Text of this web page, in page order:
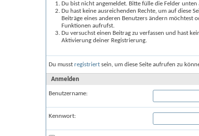
Du bist nicht angemeldet. Bitte fülle die Felder
Du hast keine ausreichenden Rechte, um auf diese
Beiträge eines anderen Benutzers ändern möchtest
Funktionen aufrufst.
Du versuchst einen Beitrag zu verfassen und hast
Aktivierung deiner Registrierung.
Du musst registriert sein, um diese Seite aufrufen zu
Anmelden
Benutzername:
Kennwort: